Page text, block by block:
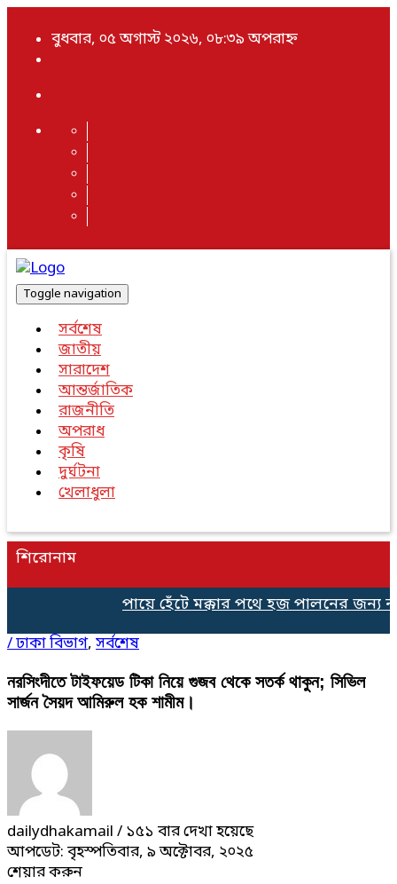
বুধবার, ০৫ অগাস্ট ২০২৬, ০৮:৩৯ অপরাহ্ন
Toggle navigation
সর্বশেষ
জাতীয়
সারাদেশ
আন্তর্জাতিক
রাজনীতি
অপরাধ
কৃষি
দুর্ঘটনা
খেলাধুলা
শিরোনাম
পায়ে হেঁটে মক্কার পথে হজ পালনের জন্য
/ঢাকা বিভাগ, সর্বশেষ
নরসিংদীতে টাইফয়েড টিকা নিয়ে গুজব থেকে সতর্ক থাকুন; সিভিল
সার্জন সৈয়দ আমিরুল হক শামীম।
dailydhakamail / ১৫১ বার দেখা হয়েছে
আপডেট: বৃহস্পতিবার, ৯ অক্টোবর, ২০২৫
শেয়ার করুন